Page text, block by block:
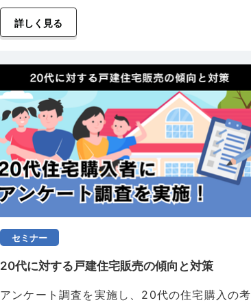
詳しく見る
セミナー
20代に対する戸建住宅販売の傾向と対策
アンケート調査を実施し、20代の住宅購入の考